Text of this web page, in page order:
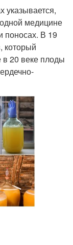
указывается,
медицине
поносах. В 19
который
20 веке плоды